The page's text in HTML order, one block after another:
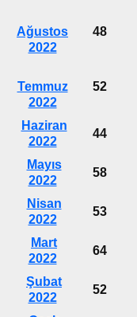
Ağustos
2022
48
Temmuz
2022
52
Haziran
2022
44
Mayıs
2022
58
Nisan
2022
53
Mart
2022
64
Şubat
2022
52